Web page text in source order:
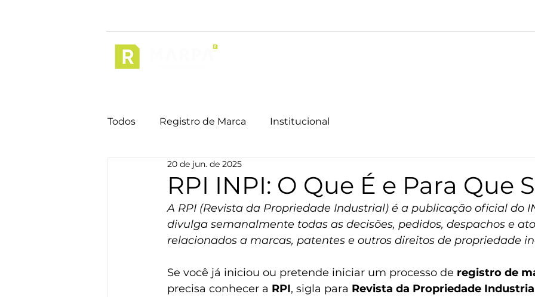
Todos Registro de Marca Institucional
RPI INPI: O Que É e Para Que
20 de jun. de 2025
A RPI (Revista da Propriedade Industrial) é a publicação oficial do
divulga semanalmente todas as decisões, pedidos, despachos e
relacionados a marcas, patentes e outros direitos de propriedade
Se você já iniciou ou pretende iniciar um processo de registro de
precisa conhecer a RPI, sigla para Revista da Propriedade